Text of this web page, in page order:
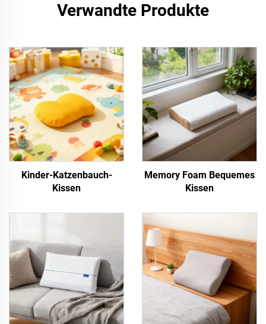
Verwandte Produkte
Kinder-Katzenbauch-
Kissen
Memory Foam Bequemes
Kissen